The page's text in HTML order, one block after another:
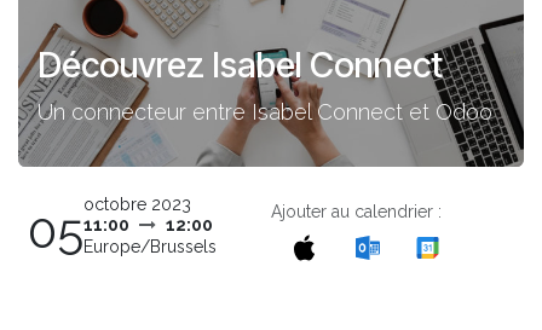
Découvrez Isabel Connect
Un connecteur entre Isabel Connect et Odoo
05octobre 2023
11:00
12:00
Europe/Brussels
Ajouter au calendrier :